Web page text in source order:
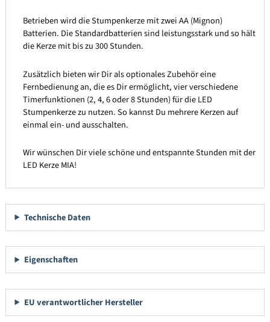
Betrieben wird die Stumpenkerze mit zwei AA (Mignon)
Batterien. Die Standardbatterien sind leistungsstark und so hält
die Kerze mit bis zu 300 Stunden.
Zusätzlich bieten wir Dir als optionales Zubehör eine
Fernbedienung an, die es Dir ermöglicht, vier verschiedene
Timerfunktionen (2, 4, 6 oder 8 Stunden) für die LED
Stumpenkerze zu nutzen. So kannst Du mehrere Kerzen auf
einmal ein- und ausschalten.
Wir wünschen Dir viele schöne und entspannte Stunden mit der
LED Kerze MIA!
Technische Daten
Eigenschaften
EU verantwortlicher Hersteller